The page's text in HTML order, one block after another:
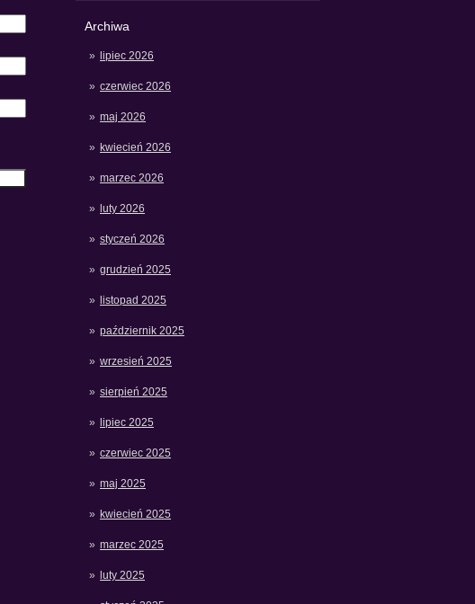
Archiwa
lipiec 2026
czerwiec 2026
maj 2026
kwiecień 2026
marzec 2026
luty 2026
styczeń 2026
grudzień 2025
listopad 2025
październik 2025
wrzesień 2025
sierpień 2025
lipiec 2025
czerwiec 2025
maj 2025
kwiecień 2025
marzec 2025
luty 2025